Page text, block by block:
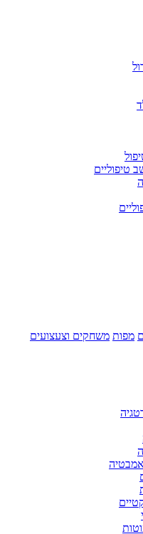
טיפוליים
מפות משחקים וצעצועים